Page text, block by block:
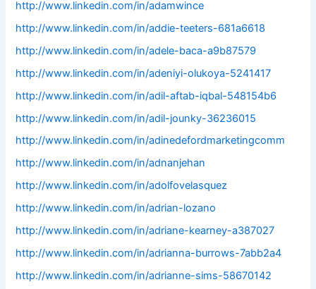
http://www.linkedin.com/in/adamwince
http://www.linkedin.com/in/addie-teeters-681a6618
http://www.linkedin.com/in/adele-baca-a9b87579
http://www.linkedin.com/in/adeniyi-olukoya-5241417
http://www.linkedin.com/in/adil-aftab-iqbal-548154b6
http://www.linkedin.com/in/adil-jounky-36236015
http://www.linkedin.com/in/adinedefordmarketingcomm
http://www.linkedin.com/in/adnanjehan
http://www.linkedin.com/in/adolfovelasquez
http://www.linkedin.com/in/adrian-lozano
http://www.linkedin.com/in/adriane-kearney-a387027
http://www.linkedin.com/in/adrianna-burrows-7abb2a4
http://www.linkedin.com/in/adrianne-sims-58670142